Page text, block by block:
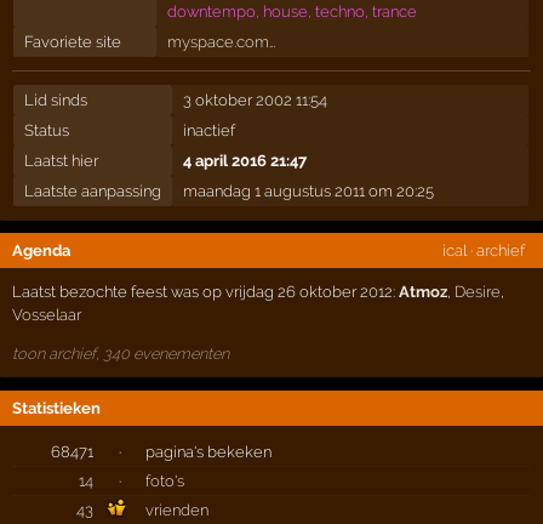
downtempo, house, techno, trance
Favoriete site
myspace.com…
Lid sinds
3 oktober 2002 11:54
Status
inactief
Laatst hier
4 april 2016 21:47
Laatste aanpassing
maandag 1 augustus 2011 om 20:25
Agenda ical· archief
Laatst bezochte feest was op vrijdag 26 oktober 2012:Atmoz, Desire,
Vosselaar
toon archief, 340 evenementen
Statistieken
68471 ·
pagina's bekeken
14
·
foto's
43
vrienden